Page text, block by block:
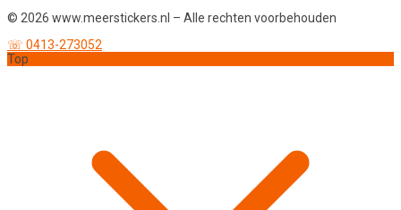
© 2026 www.meerstickers.nl – Alle rechten voorbehouden
☏ 0413-273052
Top